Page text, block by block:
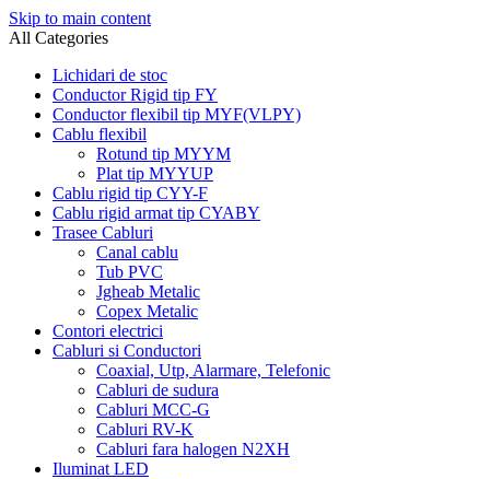
Skip to main content
All Categories
Lichidari de stoc
Conductor Rigid tip FY
Conductor flexibil tip MYF(VLPY)
Cablu flexibil
Rotund tip MYYM
Plat tip MYYUP
Cablu rigid tip CYY-F
Cablu rigid armat tip CYABY
Trasee Cabluri
Canal cablu
Tub PVC
Jgheab Metalic
Copex Metalic
Contori electrici
Cabluri si Conductori
Coaxial, Utp, Alarmare, Telefonic
Cabluri de sudura
Cabluri MCC-G
Cabluri RV-K
Cabluri fara halogen N2XH
Iluminat LED